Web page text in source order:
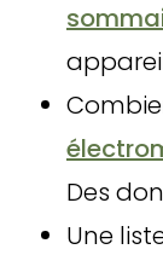
Des
Une